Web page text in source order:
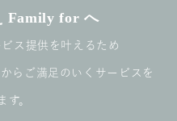
Family for へ
ス提供を叶えるため
らご満足のいくサービスを
す。